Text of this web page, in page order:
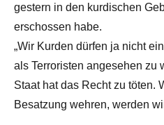
gestern in den kur­dis­chen
erschossen habe.
„Wir Kur­den dür­fen ja nicht
als Ter­ror­is­ten ange­se­hen zu
Staat hat das Recht zu töten.
Besatzung wehren, wer­den